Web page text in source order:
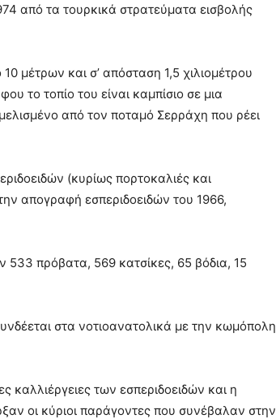
από τα τουρκικά στρατεύματα εισβολής
μέτρων και σ’ απόσταση 1,5 χιλιομέτρου
το τοπίο του είναι καμπίσιο σε μια
από τον ποταμό Σερράχη που ρέει
(κυρίως πορτοκαλιές και
απογραφή εσπεριδοειδών του 1966,
πρόβατα, 569 κατσίκες, 65 βόδια, 15
στα νοτιοανατολικά με την κωμόπολη
των εσπεριδοειδών και η
οι κύριοι παράγοντες που συνέβαλαν στην